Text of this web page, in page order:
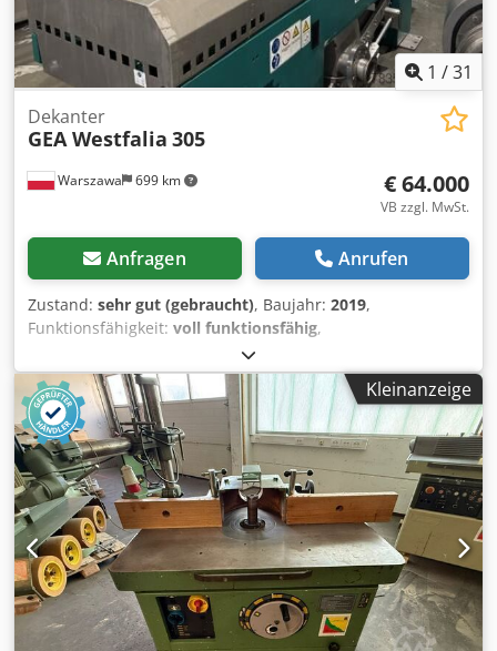
1 /31
Warszawa 699 km
Dekanter
GEA Westfalia 305
€ 64.000
VB zzgl. MwSt.
Anfragen Anrufen
Zustand: sehr gut (gebraucht), Baujahr: 2019,
Funktionsfähigkeit: voll funktionsfähig,
Maschinen-/Fahrzeugnummer:
10 mm, Gesamtgewicht:1.300 kg, Schaltschranklänge:700
mm, Schaltschrankbreite:400 mm
, Schaltschrankhöhe:
2.000 mm, Gesamthöhe: 1.300 mm , Gesamtlänge: 2.300
mm, Gesamtbreite:800 mm , Innenmaß Länge:2.000 mm,
Leergewicht:1.300 kg
, Ausstattung:
Dokumentation/Handbuch, Die GEA Westfalia Separator
UCD 305-00-00 ist eine leistungsstarke Zweiphasen-
Dekanterzentrifuge, die für die effiziente Trennung von
Flüssigkeiten und Feststoffen konzipiert wurde. Dank der
Trommel mit flachem Kegel und der verlängerten
Trommellänge wird der Separationsprozess optimiert und
eine effektive Flüssigkeitsförderung gewährleistet.
Kleinanzeige